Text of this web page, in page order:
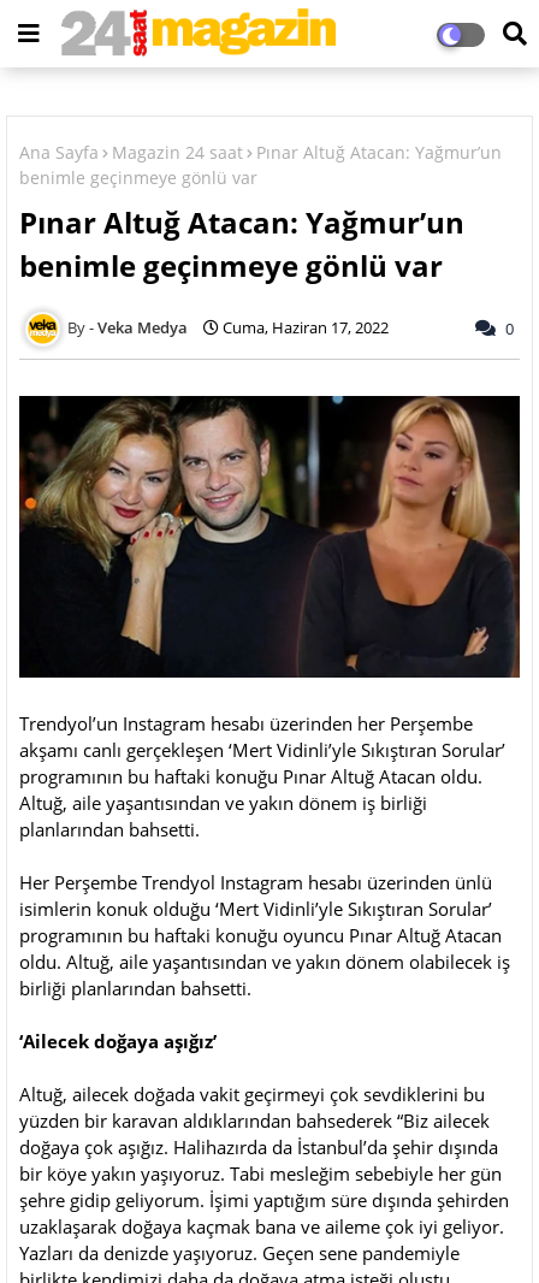
Ana Sayfa Magazin 24 saat
Pınar Altuğ Atacan: Yağmur’un
benimle geçinmeye gönlü var
Pınar Altuğ Atacan: Yağmur’un
benimle geçinmeye gönlü var
Veka Medya Cuma, Haziran 17, 2022 0
Trendyol’un Instagram hesabı üzerinden her Perşembe
akşamı canlı gerçekleşen ‘Mert Vidinli’yle Sıkıştıran Sorular’
programının bu haftaki konuğu Pınar Altuğ Atacan oldu.
Altuğ, aile yaşantısından ve yakın dönem iş birliği
planlarından bahsetti.
Her Perşembe Trendyol Instagram hesabı üzerinden ünlü
isimlerin konuk olduğu ‘Mert Vidinli’yle Sıkıştıran Sorular’
programının bu haftaki konuğu oyuncu Pınar Altuğ Atacan
oldu. Altuğ, aile yaşantısından ve yakın dönem olabilecek iş
birliği planlarından bahsetti.
‘Ailecek doğaya aşığız’
Altuğ, ailecek doğada vakit geçirmeyi çok sevdiklerini bu
yüzden bir karavan aldıklarından bahsederek “Biz ailecek
doğaya çok aşığız. Halihazırda da İstanbul’da şehir dışında
bir köye yakın yaşıyoruz. Tabi mesleğim sebebiyle her gün
şehre gidip geliyorum. İşimi yaptığım süre dışında şehirden
uzaklaşarak doğaya kaçmak bana ve aileme çok iyi geliyor.
Yazları da denizde yaşıyoruz. Geçen sene pandemiyle